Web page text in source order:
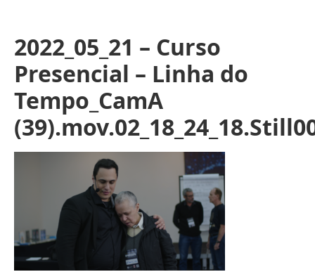
2022_05_21 – Curso
Presencial – Linha do
Tempo_CamA